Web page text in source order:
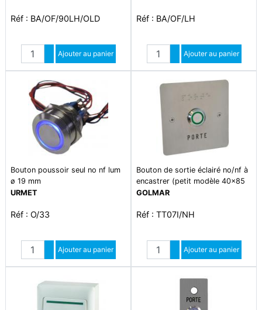
Réf : BA/OF/90LH/OLD
Quantité
Augmenter quantité
Diminuer quantité
Ajouter au panier
Réf : BA/OF/LH
Quantité
Augmenter quantité
Diminuer quantité
Ajouter au panier
Bouton poussoir seul no nf lum
ø 19 mm
URMET
Réf : O/33
Quantité
Augmenter quantité
Diminuer quantité
Ajouter au panier
Bouton de sortie éclairé no/nf à
encastrer (petit modèle 40x85
mm)
GOLMAR
Réf : TT07I/NH
Quantité
Augmenter quantité
Diminuer quantité
Ajouter au panier